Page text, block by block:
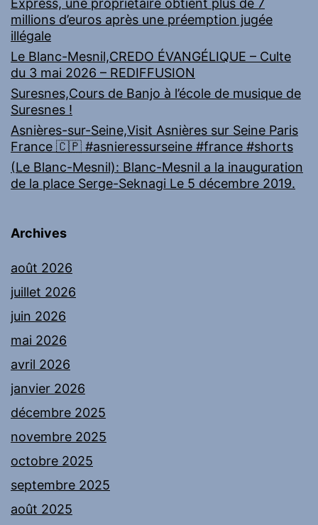
Express, une propriétaire obtient plus de 7
millions d’euros après une préemption jugée
illégale
Le Blanc-Mesnil,CREDO ÉVANGÉLIQUE – Culte
du 3 mai 2026 – REDIFFUSION
Suresnes,Cours de Banjo à l’école de musique de
Suresnes !
Asnières-sur-Seine,Visit Asnières sur Seine Paris
France 🇨🇵 #asnieressurseine #france #shorts
(Le Blanc-Mesnil): Blanc-Mesnil a la inauguration
de la place Serge-Seknagi Le 5 décembre 2019.
Archives
août 2026
juillet 2026
juin 2026
mai 2026
avril 2026
janvier 2026
décembre 2025
novembre 2025
octobre 2025
septembre 2025
août 2025